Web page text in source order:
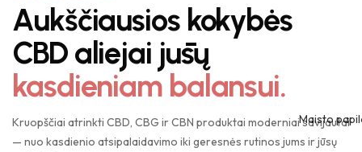
Maisto
Aukščiausios kokybės
CBD aliejai jūsų
kasdieniam balansui.
Kruopščiai atrinkti CBD, CBG ir CBN produktai moderniai savijautai
— nuo kasdienio atsipalaidavimo iki geresnės rutinos jums ir jūsų